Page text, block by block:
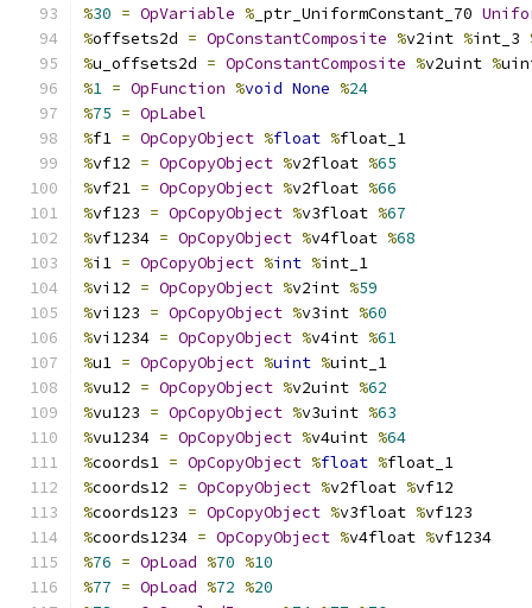
%30 = OpVariable % _ptr_UniformConstant_70
%offsets2d = OpConstantComposite %v2int %int_3
%u_offsets2d = OpConstantComposite %v2uint %
%1 = OpFunction %void None %24
%75 = OpLabel
%f1 = OpCopyObject %float %float_1
%vf12 = OpCopyObject %v2float %65
%vf21 = OpCopyObject %v2float %66
%vf123 = OpCopyObject %v3float %67
%vf1234 = OpCopyObject %v4float %68
%i1 = OpCopyObject %int %int_1
%vi12 = OpCopyObject %v2int %59
%vi123 = OpCopyObject %v3int %60
%vi1234 = OpCopyObject %v4int %61
%u1 = OpCopyObject %uint %uint_1
%vu12 = OpCopyObject %v2uint %62
%vu123 = OpCopyObject %v3uint %63
%vu1234 = OpCopyObject %v4uint %64
%coords1 = OpCopyObject %float %float_1
%coords12 = OpCopyObject %v2float %vf12
%coords123 = OpCopyObject %v3float %vf123
%coords1234 = OpCopyObject %v4float %vf1234
%76 = OpLoad %70 %10
%77 = OpLoad %72 %20